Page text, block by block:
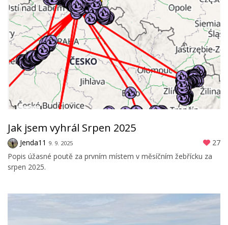
Jak jsem vyhrál Srpen 2025
Jenda11 9. 9. 2025
27
Popis úžasné poutě za prvním místem v měsíčním žebřícku za
srpen 2025.